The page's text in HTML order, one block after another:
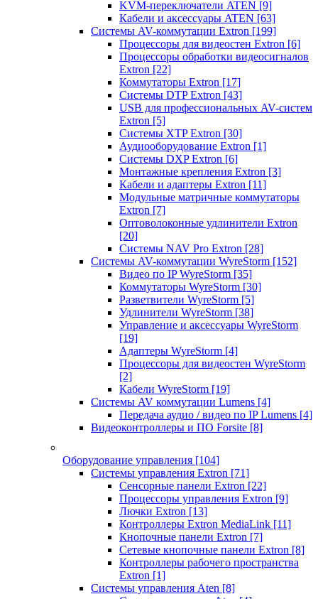
KVM-переключатели ATEN [9]
Кабели и аксессуары ATEN [63]
Системы AV-коммутации Extron [199]
Процессоры для видеостен Extron [6]
Процессоры обработки видеосигналов
Extron [22]
Коммутаторы Extron [17]
Системы DTP Extron [43]
USB для профессиональных AV-систем
Extron [5]
Системы XTP Extron [30]
Аудиооборудование Extron [1]
Системы DXP Extron [6]
Монтажные крепления Extron [3]
Кабели и адаптеры Extron [11]
Модульные матричные коммутаторы
Extron [7]
Оптоволоконные удлинители Extron
[20]
Системы NAV Pro Extron [28]
Системы AV-коммутации WyreStorm [152]
Видео по IP WyreStorm [35]
Коммутаторы WyreStorm [30]
Разветвители WyreStorm [5]
Удлинители WyreStorm [38]
Управление и аксессуары WyreStorm
[19]
Адаптеры WyreStorm [4]
Процессоры для видеостен WyreStorm
[2]
Кабели WyreStorm [19]
Системы AV коммутации Lumens [4]
Передача аудио / видео по IP Lumens [4]
Видеоконтроллеры и ПО Forsite [8]
Оборудование управления [104]
Системы управления Extron [71]
Сенсорные панели Extron [22]
Процессоры управления Extron [9]
Лючки Extron [13]
Контроллеры Extron MediaLink [11]
Кнопочные панели Extron [7]
Сетевые кнопочные панели Extron [8]
Контроллеры рабочего пространства
Extron [1]
Системы управления Aten [8]